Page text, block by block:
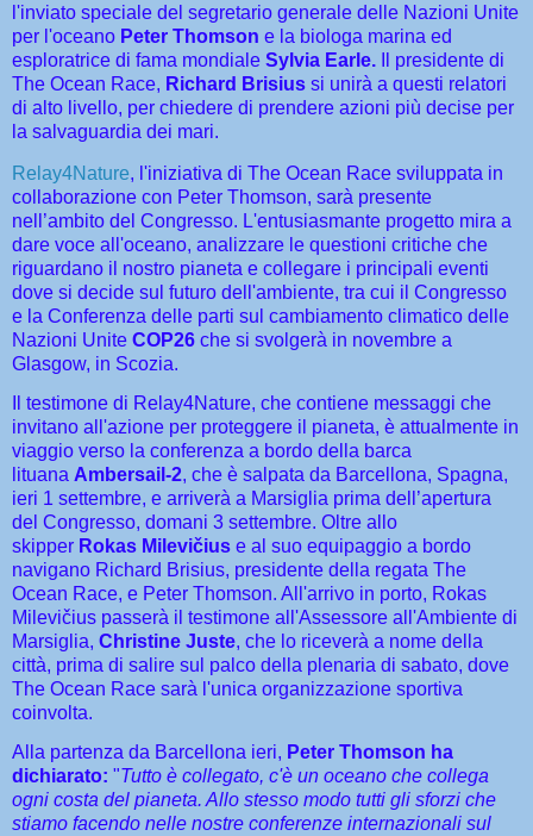
l'inviato speciale del segretario generale delle Nazioni Unite
per l'oceano Peter Thomson e la biologa marina ed
esploratrice di fama mondiale Sylvia Earle. Il presidente di
The Ocean Race, Richard Brisius si unirà a questi relatori
di alto livello, per chiedere di prendere azioni più decise per
la salvaguardia dei mari.
Relay4Nature, l'iniziativa di The Ocean Race sviluppata in
collaborazione con Peter Thomson, sarà presente
nell’ambito del Congresso. L'entusiasmante progetto mira a
dare voce all'oceano, analizzare le questioni critiche che
riguardano il nostro pianeta e collegare i principali eventi
dove si decide sul futuro dell'ambiente, tra cui il Congresso
e la Conferenza delle parti sul cambiamento climatico delle
Nazioni Unite COP26 che si svolgerà in novembre a
Glasgow, in Scozia.
Il testimone di Relay4Nature, che contiene messaggi che
invitano all'azione per proteggere il pianeta, è attualmente in
viaggio verso la conferenza a bordo della barca
lituana Ambersail-2, che è salpata da Barcellona, Spagna,
ieri 1 settembre, e arriverà a Marsiglia prima dell’apertura
del Congresso, domani 3 settembre. Oltre allo
skipper Rokas Milevičius e al suo equipaggio a bordo
navigano Richard Brisius, presidente della regata The
Ocean Race, e Peter Thomson. All'arrivo in porto, Rokas
Milevičius passerà il testimone all'Assessore all'Ambiente di
Marsiglia, Christine Juste, che lo riceverà a nome della
città, prima di salire sul palco della plenaria di sabato, dove
The Ocean Race sarà l'unica organizzazione sportiva
coinvolta.
Alla partenza da Barcellona ieri, Peter Thomson ha
dichiarato: "Tutto è collegato, c'è un oceano che collega
ogni costa del pianeta. Allo stesso modo tutti gli sforzi che
stiamo facendo nelle nostre conferenze internazionali sul